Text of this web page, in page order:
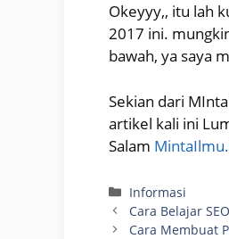
Okeyyy,, itu lah
2017 ini.
bawah, ya saya
Sekian dari
artikel kali ini
Salam
Categories
Informasi
Cara Belajar
Cara Membuat